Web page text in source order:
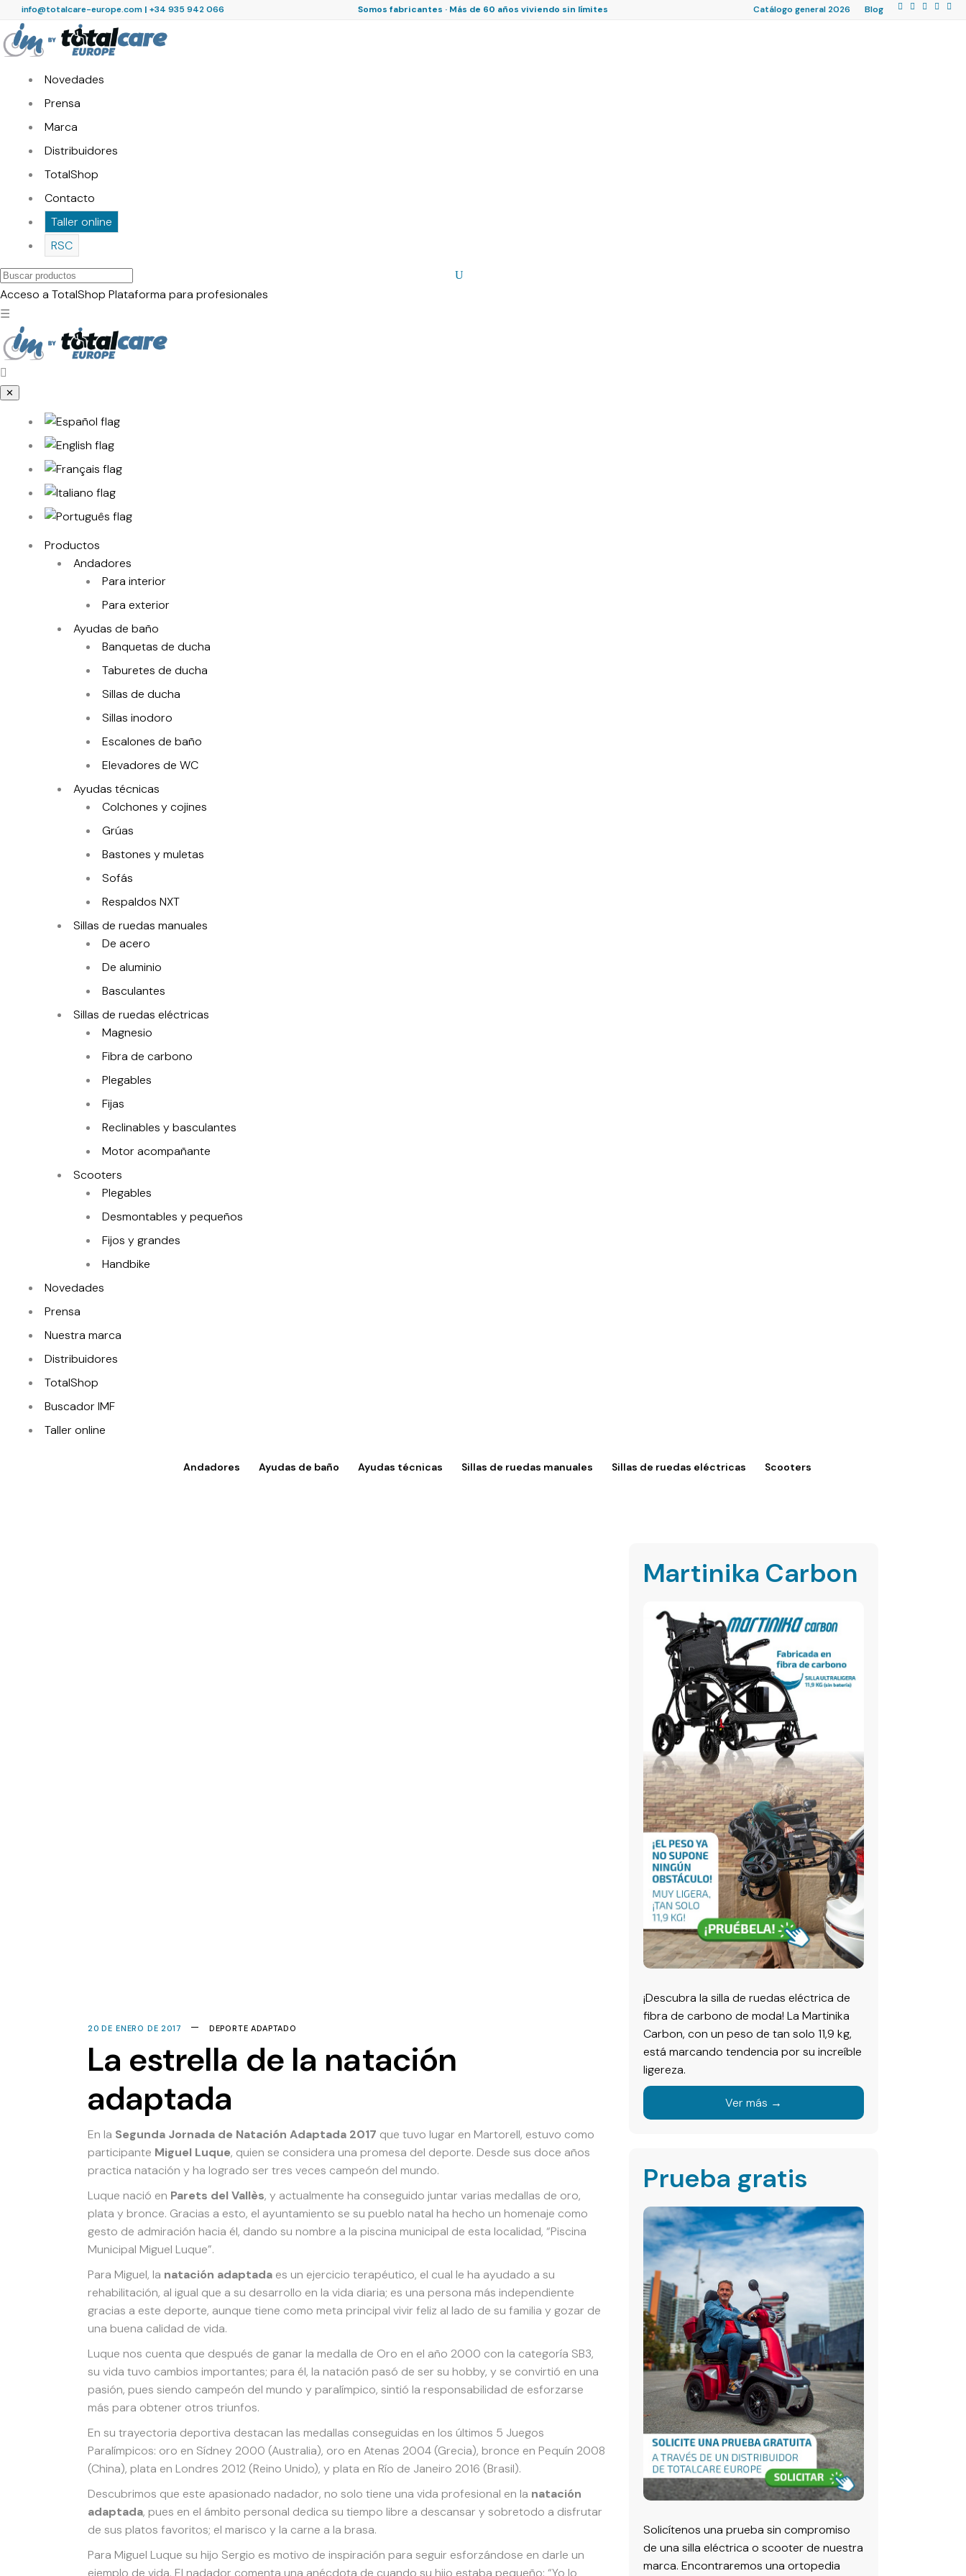
info@totalcare-europe.com| +34 935 942 066 Somos fabricantes · Más de 60 años viviendo sin límites Catálogo general 2026 Blog
Novedades
Prensa
Marca
Distribuidores
TotalShop
Contacto
Taller online
RSC
Buscar
productos
Acceso a TotalShop Plataforma para profesionales
☰
✕
Productos
Andadores
Para interior
Para exterior
Ayudas de baño
Banquetas de ducha
Taburetes de ducha
Sillas de ducha
Sillas inodoro
Escalones de baño
Elevadores de WC
Ayudas técnicas
Colchones y cojines
Grúas
Bastones y muletas
Sofás
Respaldos NXT
Sillas de ruedas manuales
De acero
De aluminio
Basculantes
Sillas de ruedas eléctricas
Magnesio
Fibra de carbono
Plegables
Fijas
Reclinables y basculantes
Motor acompañante
Scooters
Plegables
Desmontables y pequeños
Fijos y grandes
Handbike
Novedades
Prensa
Nuestra marca
Distribuidores
TotalShop
Buscador IMF
Taller online
Andadores Ayudas de baño Ayudas técnicas Sillas de ruedas manuales Sillas de ruedas eléctricas Scooters
20 DE ENERO DE 2017 DEPORTE ADAPTADO
La estrella de la natación
adaptada
En la Segunda Jornada de Natación Adaptada 2017 que tuvo lugar en Martorell, estuvo como
participante Miguel Luque, quien se considera una promesa del deporte. Desde sus doce años
practica natación y ha logrado ser tres veces campeón del mundo.
Luque nació en Parets del Vallès, y actualmente ha conseguido juntar varias medallas de oro,
plata y bronce. Gracias a esto, el ayuntamiento se su pueblo natal ha hecho un homenaje como
gesto de admiración hacia él, dando su nombre a la piscina municipal de esta localidad, “Piscina
Municipal Miguel Luque”.
Para Miguel, la natación adaptada es un ejercicio terapéutico, el cual le ha ayudado a su
rehabilitación, al igual que a su desarrollo en la vida diaria; es una persona más independiente
gracias a este deporte, aunque tiene como meta principal vivir feliz al lado de su familia y gozar de
una buena calidad de vida.
Luque nos cuenta que después de ganar la medalla de Oro en el año 2000 con la categoría SB3,
su vida tuvo cambios importantes; para él, la natación pasó de ser su hobby, y se convirtió en una
pasión, pues siendo campeón del mundo y paralímpico, sintió la responsabilidad de esforzarse
más para obtener otros triunfos.
En su trayectoria deportiva destacan las medallas conseguidas en los últimos 5 Juegos
Paralímpicos: oro en Sídney 2000 (Australia), oro en Atenas 2004 (Grecia), bronce en Pequín 2008
(China), plata en Londres 2012 (Reino Unido), y plata en Río de Janeiro 2016 (Brasil).
Descubrimos que este apasionado nadador, no solo tiene una vida profesional en la natación
adaptada, pues en el ámbito personal dedica su tiempo libre a descansar y sobretodo a disfrutar
de sus platos favoritos; el marisco y la carne a la brasa.
Para Miguel Luque su hijo Sergio es motivo de inspiración para seguir esforzándose en darle un
ejemplo de vida. El nadador comenta una anécdota de cuando su hijo estaba pequeño: “Yo lo
Martinika Carbon
¡Descubra la silla de ruedas eléctrica de
fibra de carbono de moda! La Martinika
Carbon, con un peso de tan solo 11,9 kg,
está marcando tendencia por su increíble
ligereza.
Ver más →
Prueba gratis
Solicítenos una prueba sin compromiso
de una silla eléctrica o scooter de nuestra
marca. Encontraremos una ortopedia